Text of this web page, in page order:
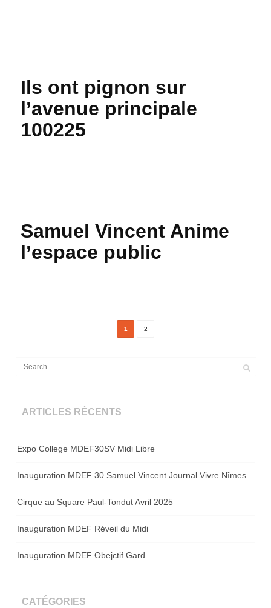
Ils ont pignon sur
l’avenue principale
100225
Samuel Vincent Anime
l’espace public
1 2
ARTICLES RÉCENTS
Expo College MDEF30SV Midi Libre
Inauguration MDEF 30 Samuel Vincent Journal Vivre Nîmes
Cirque au Square Paul-Tondut Avril 2025
Inauguration MDEF Réveil du Midi
Inauguration MDEF Obejctif Gard
CATÉGORIES